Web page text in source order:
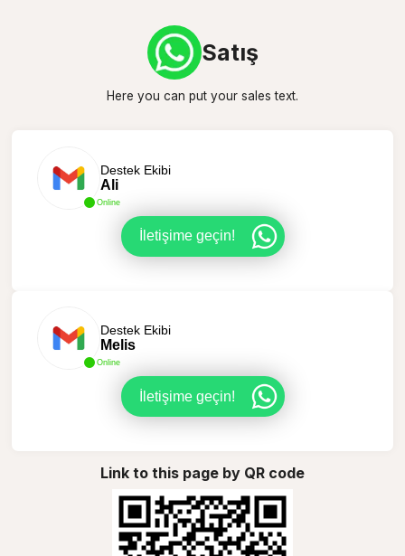
Satış
Here you can put your sales text.
Online
Destek Ekibi
Ali
İletişime geçin!
Online
Destek Ekibi
Melis
İletişime geçin!
Link to this page by QR code